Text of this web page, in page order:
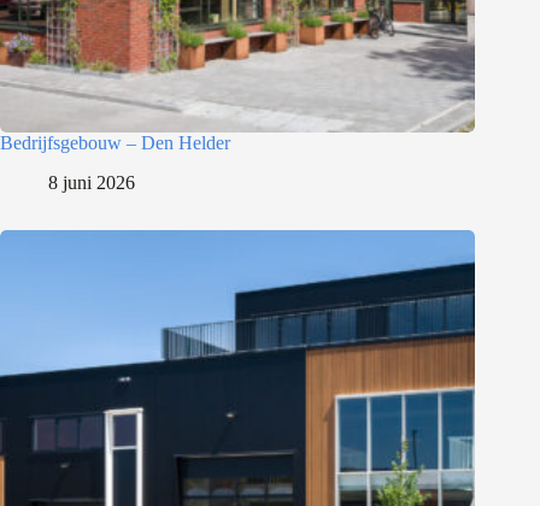
Bedrijfsgebouw – Den Helder
8 juni 2026